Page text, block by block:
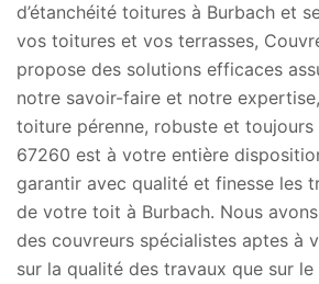
d’étanchéité toitures à Burbach et
vos toitures et vos terrasses,
propose des solutions efficaces
notre savoir-faire et notre
toiture pérenne, robuste et toujours
67260 est à votre entière
garantir avec qualité et finesse les
de votre toit à Burbach. Nous
des couvreurs spécialistes aptes à
sur la qualité des travaux que sur